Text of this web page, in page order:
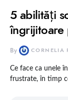
5 abilități
îngrijitoare
By CORNELIA
Ce face ca unele
frustrate, în timp